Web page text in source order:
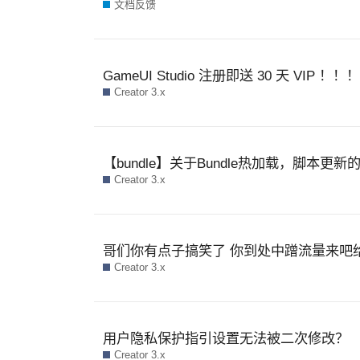
文档反馈
GameUI Studio 注册即送 30 天 VIP ！！！
Creator 3.x
【bundle】关于Bundle热加载，脚本更新
Creator 3.x
哥们你有点子搞笑了 你到处中蹭流量来吧
Creator 3.x
用户隐私保护指引设置无法被二次修改？
Creator 3.x